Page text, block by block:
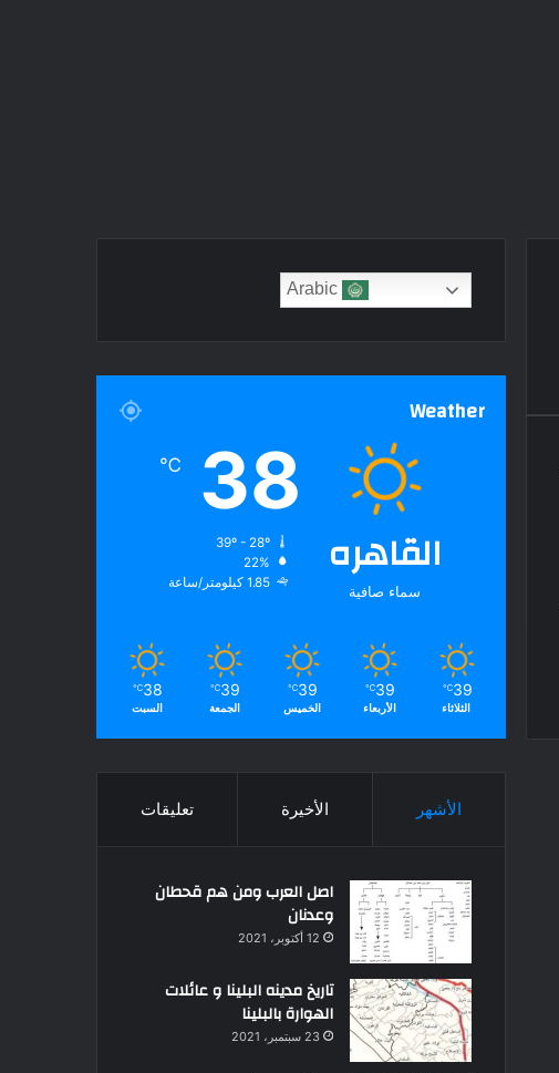
Arabic
Weather
القاهره
سماء صافية
38
℃
22%
1.85 كيلومتر/ساعة
39
℃
الثلاثاء
39
℃
الأربعاء
39
℃
الخميس
39
℃
الجمعة
38
℃
السبت
الأشهر الأخيرة تعليقات
اصل العرب ومن هم قحطان
وعدنان
12 أكتوبر، 2021
تاريخ مدينه البلينا و عائلات
الهوارة بالبلينا
23 سبتمبر، 2021